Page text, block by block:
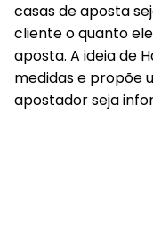
casas de aposta
cliente o quanto
aposta. A ideia de
medidas e propõe
apostador seja